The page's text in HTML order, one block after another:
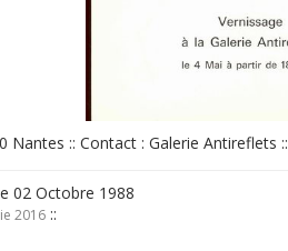
Nantes :: Contact : Galerie Antireflets ::
02 Octobre 1988
2016 ::